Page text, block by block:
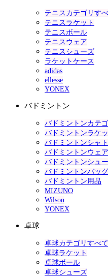
テニスカテゴリす
テニスラケット
テニスボール
テニスウェア
テニスシューズ
ラケットケース
adidas
ellesse
YONEX
バドミントン
バドミントンカテ
バドミントンラケ
バドミントンシャ
バドミントンウェア
バドミントンシュ
バドミントンバッグ
バドミントン用品
MIZUNO
Wilson
YONEX
卓球
卓球カテゴリすべて
卓球ラケット
卓球ボール
卓球シューズ